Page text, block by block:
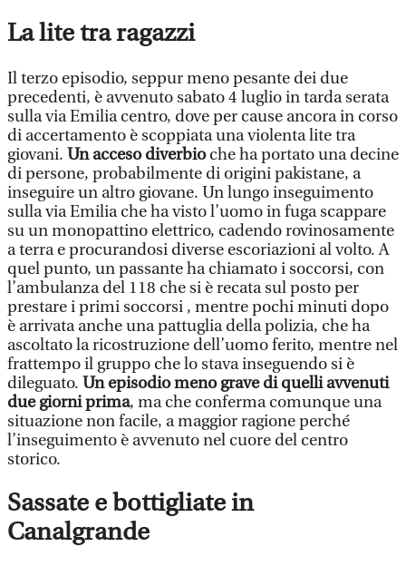
La lite tra ragazzi
Il terzo episodio, seppur meno pesante dei due
precedenti, è avvenuto sabato 4 luglio in tarda serata
sulla via Emilia centro, dove per cause ancora in corso
di accertamento è scoppiata una violenta lite tra
giovani. Un acceso diverbioche ha portato una decine
di persone, probabilmente di origini pakistane, a
inseguire un altro giovane. Un lungo inseguimento
sulla via Emilia che ha visto l’uomo in fuga scappare
su un monopattino elettrico, cadendo rovinosamente
a terra e procurandosi diverse escoriazioni al volto. A
quel punto, un passante ha chiamato i soccorsi, con
l’ambulanza del 118 che si è recata sul posto per
prestare i primi soccorsi , mentre pochi minuti dopo
è arrivata anche una pattuglia della polizia, che ha
ascoltato la ricostruzione dell’uomo ferito, mentre nel
frattempo il gruppo che lo stava inseguendo si è
dileguato. Un episodio meno grave di quelli avvenuti
due giorni prima, ma che conferma comunque una
situazione non facile, a maggior ragione perché
l’inseguimento è avvenuto nel cuore del centro
storico.
Sassate e bottigliate in
Canalgrande